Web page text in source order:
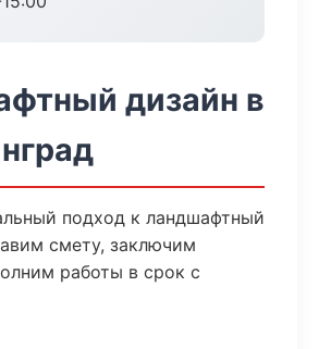
дизайн в
подход к ландшафтный
смету, заключим
работы в срок с